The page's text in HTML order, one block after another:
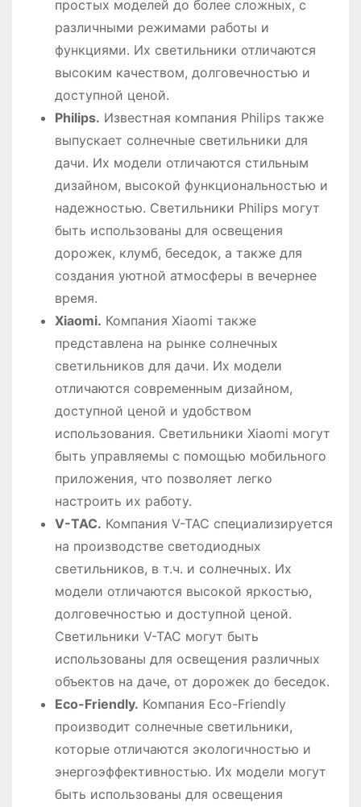
простых моделей до более сложных, с
различными режимами работы и
функциями. Их светильники отличаются
высоким качеством, долговечностью и
доступной ценой.
Philips. Известная компания Philips также
выпускает солнечные светильники для
дачи. Их модели отличаются стильным
дизайном, высокой функциональностью и
надежностью. Светильники Philips могут
быть использованы для освещения
дорожек, клумб, беседок, а также для
создания уютной атмосферы в вечернее
время.
Xiaomi. Компания Xiaomi также
представлена на рынке солнечных
светильников для дачи. Их модели
отличаются современным дизайном,
доступной ценой и удобством
использования. Светильники Xiaomi могут
быть управляемы с помощью мобильного
приложения, что позволяет легко
настроить их работу.
V-TAC. Компания V-TAC специализируется
на производстве светодиодных
светильников, в т.ч. и солнечных. Их
модели отличаются высокой яркостью,
долговечностью и доступной ценой.
Светильники V-TAC могут быть
использованы для освещения различных
объектов на даче, от дорожек до беседок.
Eco-Friendly. Компания Eco-Friendly
производит солнечные светильники,
которые отличаются экологичностью и
энергоэффективностью. Их модели могут
быть использованы для освещения